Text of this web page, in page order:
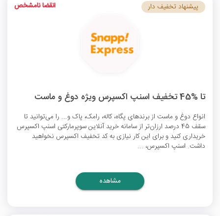
تا %45 تخفیف اسنپ اکسپرس ویژه دوغ و ماست
انواع دوغ و ماست از برندهای پگاه، کاله، رامک، پاک و... را می‌توانید تا
سقف 45 درصد ارزان‌تر از سامانه خرید آنلاین سوپرمارکتی اسنپ اکسپرس
خریداری کنید و برای این کار نیازی بهکد تخفیف اکسپرس نخواهید
داشت. اسنپ اکسپرس، ...
پیشنهاد تخفیف دار انقضا نامشخص
مشاهده